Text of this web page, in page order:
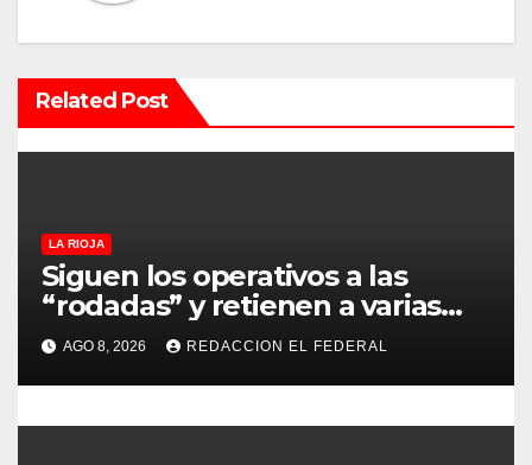
ó
n
d
e
n
t
r
a
Related Post
LA RIOJA
Siguen los operativos a las
“rodadas” y retienen a varias
motocicletas
AGO 8, 2026 REDACCION EL FEDERAL